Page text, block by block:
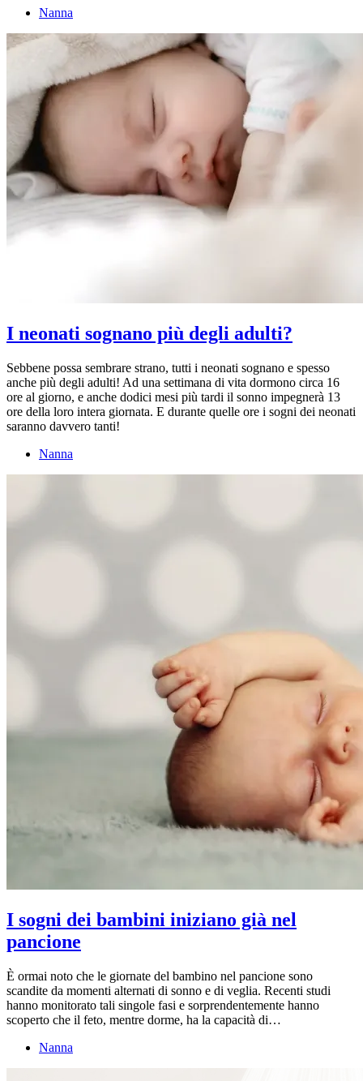
Nanna
I neonati sognano più degli adulti?
Sebbene possa sembrare strano, tutti i neonati sognano e spesso
anche più degli adulti! Ad una settimana di vita dormono circa 16
ore al giorno, e anche dodici mesi più tardi il sonno impegnerà 13
ore della loro intera giornata. E durante quelle ore i sogni dei neonati
saranno davvero tanti!
Nanna
I sogni dei bambini iniziano già nel
pancione
È ormai noto che le giornate del bambino nel pancione sono
scandite da momenti alternati di sonno e di veglia. Recenti studi
hanno monitorato tali singole fasi e sorprendentemente hanno
scoperto che il feto, mentre dorme, ha la capacità di…
Nanna